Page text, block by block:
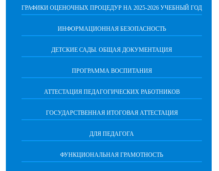
ГРАФИКИ ОЦЕНОЧНЫХ ПРОЦЕДУР НА 2025-2026 УЧЕБНЫЙ ГОД
ИНФОРМАЦИОННАЯ БЕЗОПАСНОСТЬ
ДЕТСКИЕ САДЫ. ОБЩАЯ ДОКУМЕНТАЦИЯ
ПРОГРАММА ВОСПИТАНИЯ
АТТЕСТАЦИЯ ПЕДАГОГИЧЕСКИХ РАБОТНИКОВ
ГОСУДАРСТВЕННАЯ ИТОГОВАЯ АТТЕСТАЦИЯ
ДЛЯ ПЕДАГОГА
ФУНКЦИОНАЛЬНАЯ ГРАМОТНОСТЬ